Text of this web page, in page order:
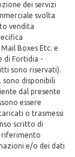
dei servizi
svolta
vendita
Boxes Etc. e
di Fortidia -
sono riservati).
disponibili
dal presente
essere
o trasmessi
scritto di
riferimento
e/o dei dati